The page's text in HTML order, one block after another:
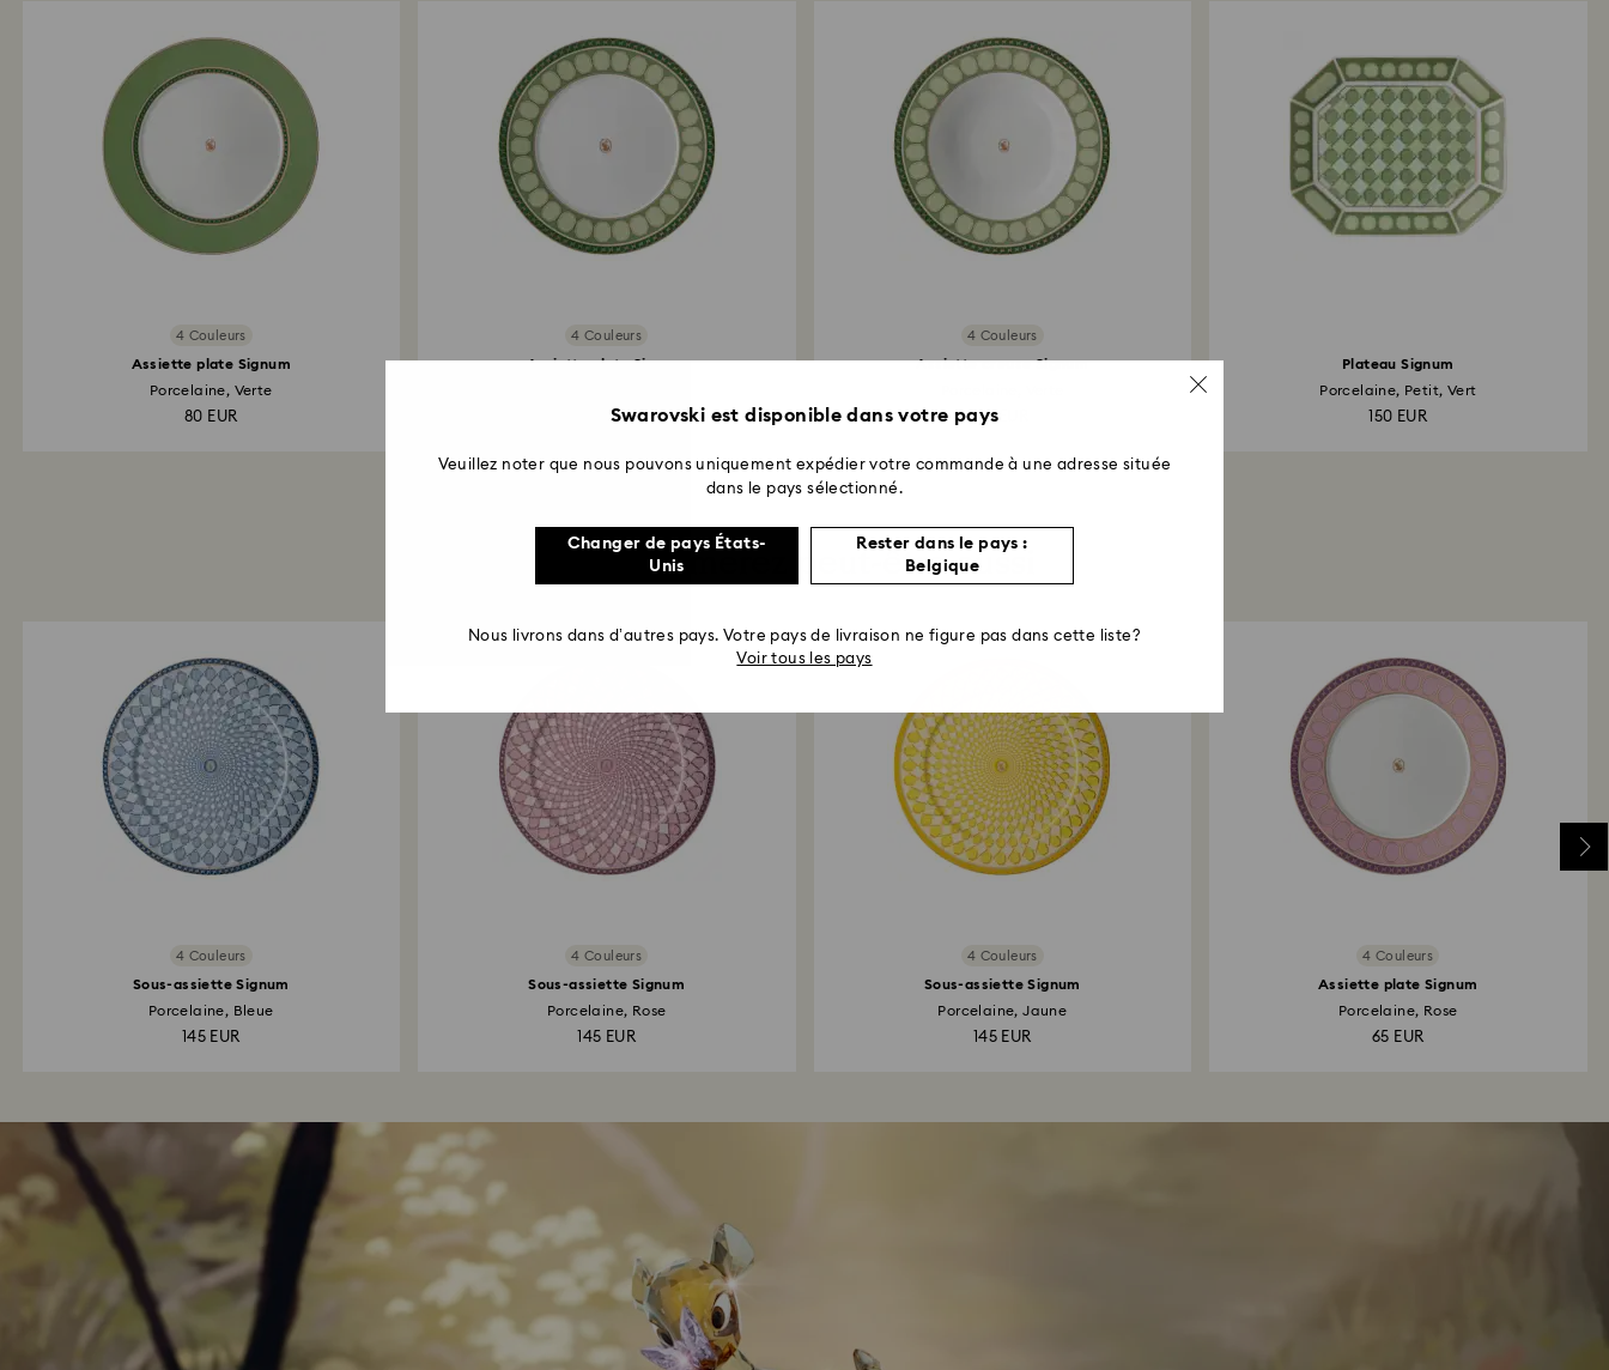
4 Couleurs
Assiette plate Signum
Porcelaine, Verte
80 EUR
4 Couleurs
Assiette plate Signum
65 EUR
4 Couleurs
Assiette creuse Signum
75 EUR
Plateau Signum
Porcelaine, Petit, Vert
150 EUR
Vous aimerez peut-être aussi
4 Couleurs
Sous-assiette Signum
Porcelaine, Bleue
145 EUR
4 Couleurs
Sous-assiette Signum
Porcelaine, Rose
145 EUR
4 Couleurs
Sous-assiette Signum
Porcelaine, Jaune
145 EUR
4 Couleurs
Assiette plate Signum
Porcelaine, Rose
65 EUR
Swarovski est disponible dans votre pays
Veuillez noter que nous pouvons uniquement expédier votre commande à une adresse située
dans le pays sélectionné.
Changer de pays États-
Unis
Rester dans le pays :
Belgique
Nous livrons dans d’autres pays. Votre pays de livraison ne figure pas dans cette liste?
Voir tous les pays